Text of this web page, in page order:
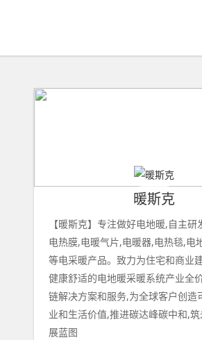
暖斯克
【暖斯克】专注做好电地暖,自主研
电热膜,电暖气片,电暖器,电热毯,电
等电采暖产品。致力为住宅和商业
健康舒适的电地暖采暖系统产业全
链解决方案和服务,为全球客户创造
业和生活价值,推进碳达峰碳中和,
展蓝图